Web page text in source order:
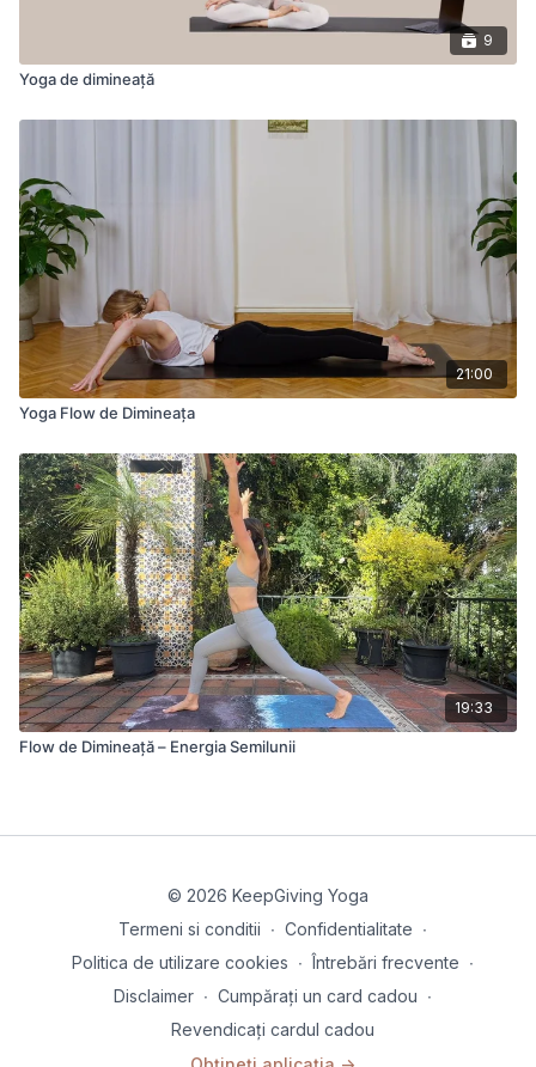
9
Yoga de dimineață
21:00
Yoga Flow de Dimineața
19:33
Flow de Dimineață – Energia Semilunii
© 2026 KeepGiving Yoga
Termeni si conditii ∙ Confidentialitate ∙
Politica de utilizare cookies ∙ Întrebări frecvente ∙
Disclaimer ∙ Cumpărați un card cadou ∙
Revendicați cardul cadou